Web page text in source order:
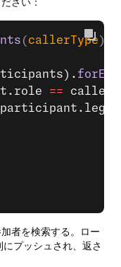
( callerType )
==
者を検索する。ロー
プッシュされ、返さ